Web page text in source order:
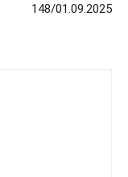
148/01.09.2025